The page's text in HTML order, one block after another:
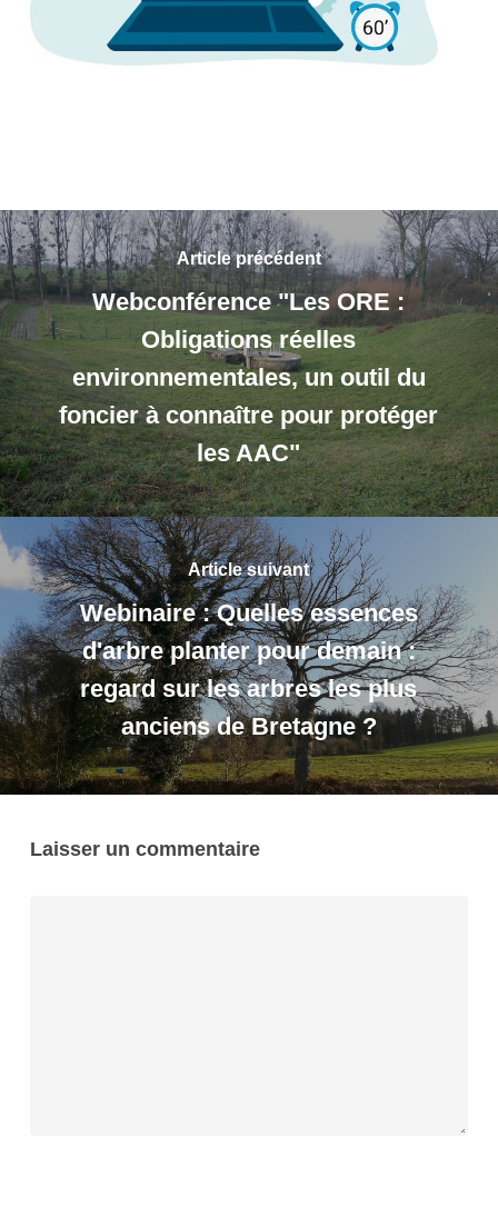
Article précédent
Webconférence "Les ORE :
Obligations réelles
environnementales, un outil du
foncier à connaître pour protéger
les AAC"
Article suivant
Webinaire : Quelles essences
d'arbre planter pour demain :
regard sur les arbres les plus
anciens de Bretagne ?
Laisser un commentaire